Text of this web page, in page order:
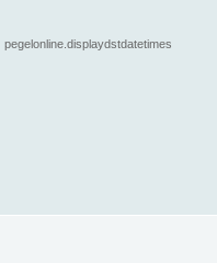
pegelonline.displaydstdatetimes